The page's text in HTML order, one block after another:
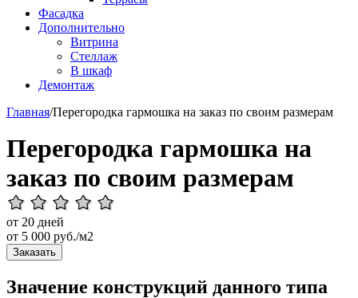
Фасадка
Дополнительно
Витрина
Стеллаж
В шкаф
Демонтаж
Главная/Перегородка гармошка на заказ по своим размерам
Перегородка гармошка на
заказ по своим размерам
от 20 дней
от 5 000 руб./м2
Заказать
Значение конструкций данного типа